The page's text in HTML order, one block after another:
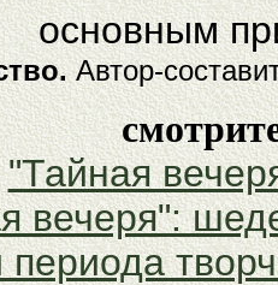
основным
Автор-
"Тайная
вечеря":
периода